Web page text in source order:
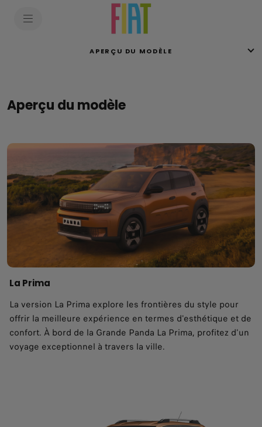
APERÇU DU MODÈLE
Aperçu du modèle
La Prima
La version La Prima explore les frontières du style pour
offrir la meilleure expérience en termes d'esthétique et de
confort. À bord de la Grande Panda La Prima, profitez d'un
voyage exceptionnel à travers la ville.